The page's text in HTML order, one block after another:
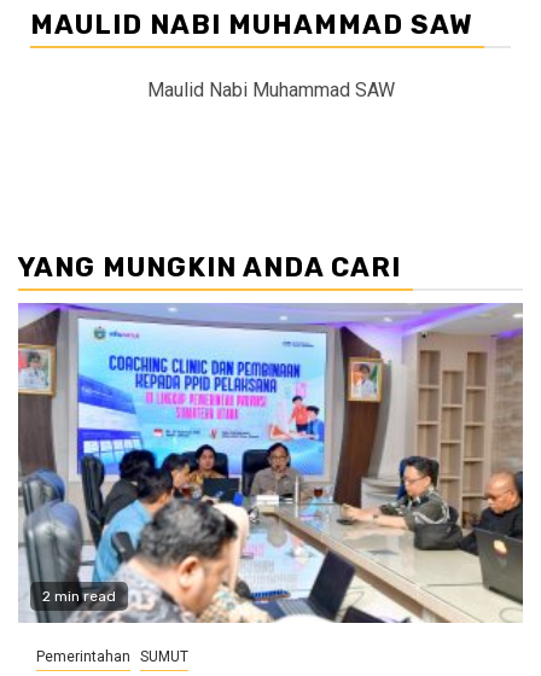
MAULID NABI MUHAMMAD SAW
Maulid Nabi Muhammad SAW
YANG MUNGKIN ANDA CARI
2 min read
Pemerintahan SUMUT